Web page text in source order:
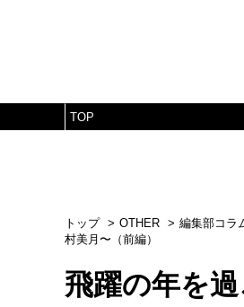
TOP
トップ OTHER 編集部コラ
村美月〜（前編）
飛躍の年を